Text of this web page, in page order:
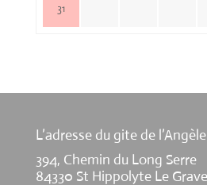
31
L’adresse du gite de l’Angèle
394, Chemin du Long Serre
84330 St Hippolyte Le